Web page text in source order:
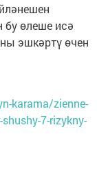
өлеше исә
эшкәртү өчен
karama/zienne-
7-rizykny-